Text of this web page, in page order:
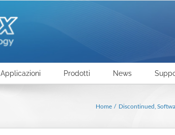
Applicazioni Prodotti News
Home Discontinued